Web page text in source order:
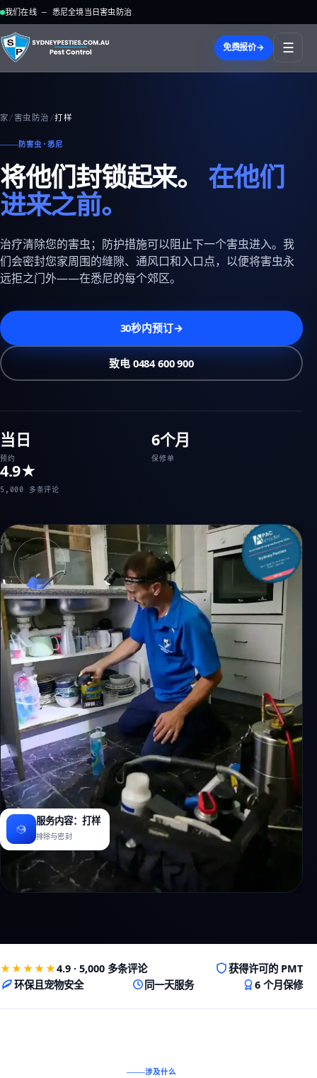
我们在线 — 悉尼全境当日害虫防治
免费报价→ ☰
家/害虫防治 /打样
防害虫·悉尼
将他们封锁起来。 在他们
进来之前。
治疗清除您的害虫；防护措施可以阻止下一个害虫进入。我
们会密封您家周围的缝隙、通风口和入口点，以便将害虫永
远拒之门外——在悉尼的每个郊区。
30秒内预订→
致电 0484 600 900
当日
预约
6个月
保修单
4.9★
5,000 多条评论
服务内容：打样
排除与密封
★★★★★4.9 · 5,000 多条评论
获得许可的 PMT
环保且宠物安全
同一天服务 6 个月保修
涉及什么